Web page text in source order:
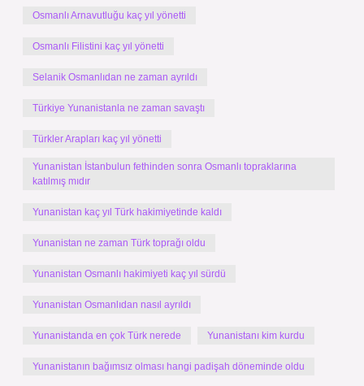
Osmanlı Arnavutluğu kaç yıl yönetti
Osmanlı Filistini kaç yıl yönetti
Selanik Osmanlıdan ne zaman ayrıldı
Türkiye Yunanistanla ne zaman savaştı
Türkler Arapları kaç yıl yönetti
Yunanistan İstanbulun fethinden sonra Osmanlı topraklarına
katılmış mıdır
Yunanistan kaç yıl Türk hakimiyetinde kaldı
Yunanistan ne zaman Türk toprağı oldu
Yunanistan Osmanlı hakimiyeti kaç yıl sürdü
Yunanistan Osmanlıdan nasıl ayrıldı
Yunanistanda en çok Türk nerede Yunanistanı kim kurdu
Yunanistanın bağımsız olması hangi padişah döneminde oldu